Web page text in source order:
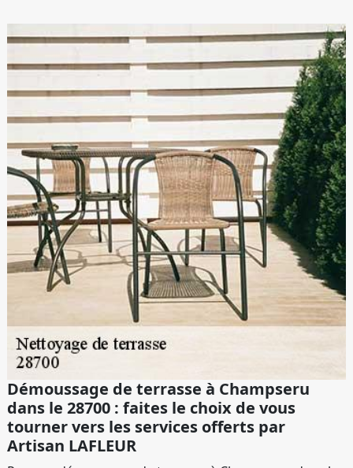
Démoussage de terrasse à Champseru
dans le 28700 : faites le choix de vous
tourner vers les services offerts par
Artisan LAFLEUR